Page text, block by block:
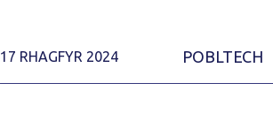
17 RHAGFYR 2024 POBLTECH